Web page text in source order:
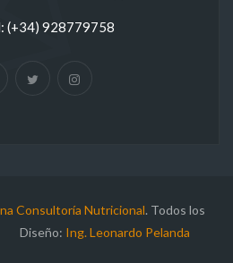
(+34) 928779758
Consultoría Nutricional. Todos los
Diseño: Ing. Leonardo Pelanda